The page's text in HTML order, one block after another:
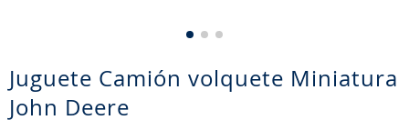
Juguete Camión volquete Miniatura
John Deere
255
10
neumáticos 235